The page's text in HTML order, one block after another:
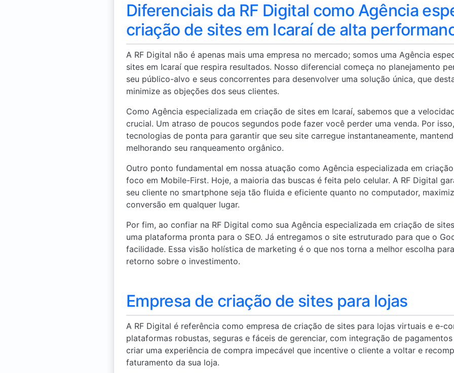
Diferenciais da RF Digital como Agência
criação de sites em Icaraí de alta
A RF Digital não é apenas mais uma empresa no mercado; somos uma Agência
sites em Icaraí que respira resultados. Nosso diferencial começa no planejamento
seu público-alvo e seus concorrentes para desenvolver uma solução única, que
minimize as objeções dos seus clientes.
Como Agência especializada em criação de sites em Icaraí, sabemos que a
crucial. Um atraso de poucos segundos pode fazer você perder uma venda. Por
tecnologias de ponta para garantir que seu site carregue instantaneamente,
melhorando seu ranqueamento orgânico.
Outro ponto fundamental em nossa atuação como Agência especializada em
foco em Mobile-First. Hoje, a maioria das buscas é feita pelo celular. A RF Digital
seu cliente no smartphone seja tão fluida e eficiente quanto no computador,
conversão em qualquer lugar.
Por fim, ao confiar na RF Digital como sua Agência especializada em criação de
uma plataforma pronta para o SEO. Já entregamos o site estruturado para que o
facilidade. Essa visão holística de marketing é o que nos torna a melhor escolha
retorno sobre o investimento.
Empresa de criação de sites para lojas
A RF Digital é referência como empresa de criação de sites para lojas virtuais e e-
plataformas robustas, seguras e fáceis de gerenciar, com integração de
criar uma experiência de compra impecável que incentive o cliente a voltar e
faturamento da sua loja.